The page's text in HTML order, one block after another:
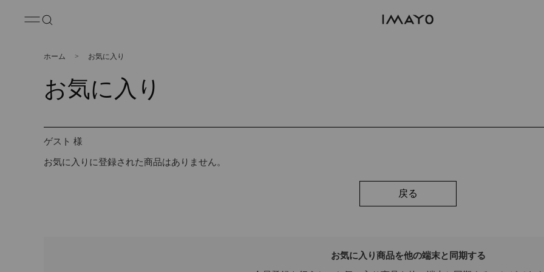
ホーム > お気に入り
お気に入り
ゲスト 様
お気に入りに登録された商品はありません。
戻る
お気に入り商品を他の端末と同期する